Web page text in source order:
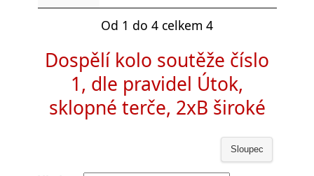
Od 1 do 4 celkem 4
Dospělí kolo soutěže číslo
1, dle pravidel Útok,
sklopné terče, 2xB široké
Sloupec